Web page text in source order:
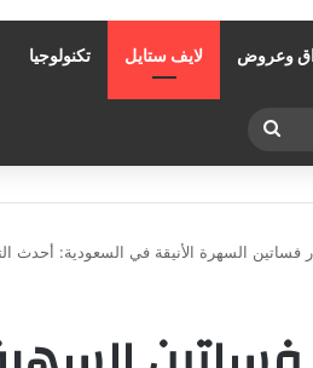
وعروض لايف ستايل تكنولوجيا
عن
فساتين السهرة الأنيقة في السعودية: أحدث